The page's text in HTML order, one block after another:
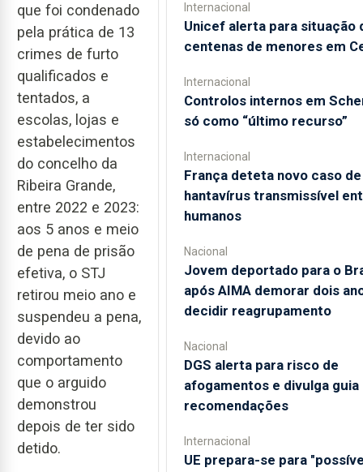
que foi condenado
pela prática de 13
crimes de furto
qualificados e
tentados, a
escolas, lojas e
estabelecimentos
do concelho da
Ribeira Grande,
entre 2022 e 2023:
aos 5 anos e meio
de pena de prisão
efetiva, o STJ
retirou meio ano e
suspendeu a pena,
devido ao
comportamento
que o arguido
demonstrou
depois de ter sido
detido.
Internacional
Unicef alerta para situação
centenas de menores em
Internacional
Controlos internos em
só como “último recurso”
Internacional
França deteta novo caso de
hantavírus transmissível
humanos
Nacional
Jovem deportado para o
após AIMA demorar dois
decidir reagrupamento
Nacional
DGS alerta para risco de
afogamentos e divulga guia
recomendações
Internacional
UE prepara-se para